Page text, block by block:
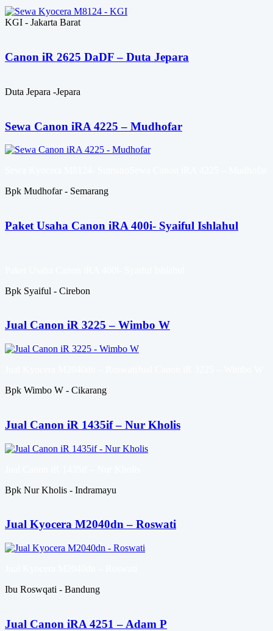
KGI - Jakarta Barat
Canon iR 2625 DaDF – Duta Jepara
Duta Jepara -Jepara
Sewa Canon iRA 4225 – Mudhofar
Bpk Mudhofar - Semarang
Paket Usaha Canon iRA 400i- Syaiful Ishlahul
Bpk Syaiful - Cirebon
Jual Canon iR 3225 – Wimbo W
Bpk Wimbo W - Cikarang
Jual Canon iR 1435if – Nur Kholis
Bpk Nur Kholis - Indramayu
Jual Kyocera M2040dn – Roswati
Ibu Roswqati - Bandung
Jual Canon iRA 4251 – Adam P